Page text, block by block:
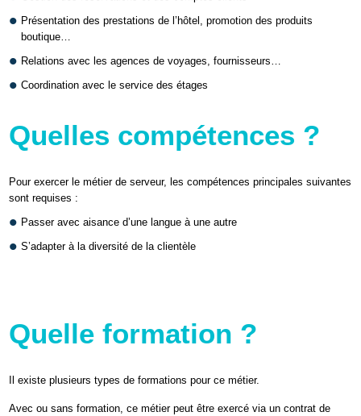
Présentation des prestations de l’hôtel, promotion des produits
boutique…
Relations avec les agences de voyages, fournisseurs…
Coordination avec le service des étages
Quelles compétences ?
Pour exercer le métier de serveur, les compétences principales suivantes
sont requises :
Passer avec aisance d’une langue à une autre
S’adapter à la diversité de la clientèle
Quelle formation ?
Il existe plusieurs types de formations pour ce métier.
Avec ou sans formation, ce métier peut être exercé via un contrat de